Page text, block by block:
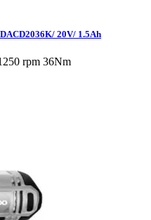
20V/ 1.5Ah
rpm 36Nm